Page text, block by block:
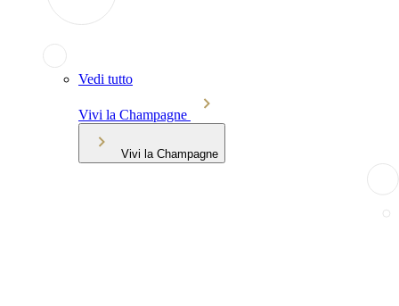
Vedi tutto
Vivi la Champagne
Vivi la Champagne